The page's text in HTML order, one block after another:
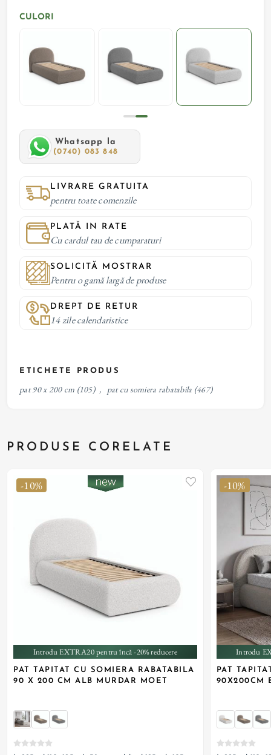
CULORI
Whatsapp la
(0740) 083 848
LIVRARE GRATUITA
pentru toate comenzile
PLATĂ IN RATE
Cu cardul tau de cumparaturi
SOLICITĂ MOSTRAR
Pentru o gamă largă de produse
DREPT DE RETUR
14 zile calendaristice
ETICHETE PRODUS
pat 90 x 200 cm (105) , pat cu somiera rabatabila (467)
PRODUSE CORELATE
-10%
Introdu EXTRA20 pentru încă -20% reducere
PAT TAPITAT CU SOMIERA RABATABILA
90 X 200 CM ALB MURDAR MOET
-10%
Introdu
PAT
90X200CM